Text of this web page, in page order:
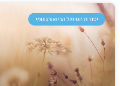
יסודות הטיפול הביואורגונומי